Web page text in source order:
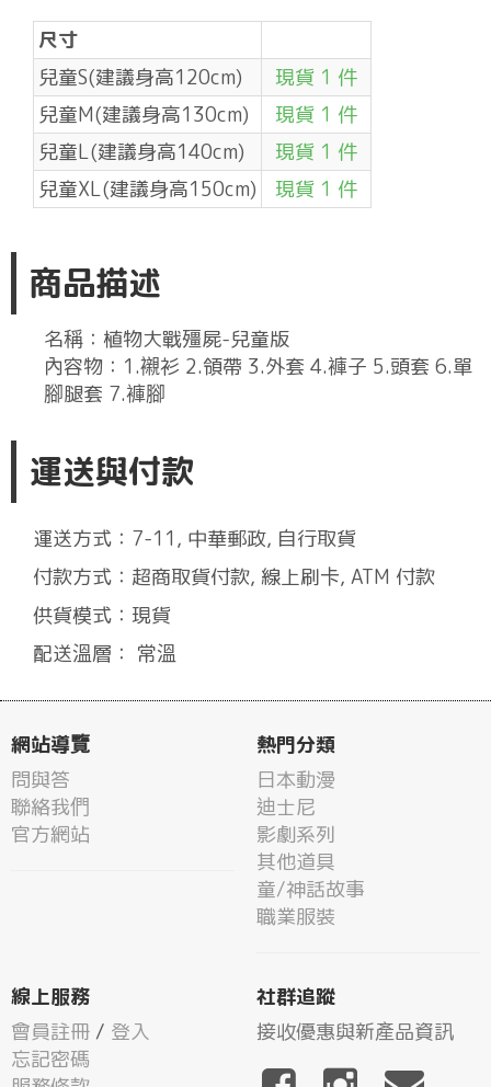
尺寸
兒童S(建議身高120cm)
現貨 1 件
兒童M(建議身高130cm)
現貨 1 件
兒童L(建議身高140cm)
現貨 1 件
兒童XL(建議身高150cm)
現貨 1 件
商品描述
名稱：植物大戰殭屍-兒童版
內容物：1.襯衫 2.領帶 3.外套 4.褲子 5.頭套 6.單
腳腿套 7.褲腳
運送與付款
運送方式：7-11, 中華郵政, 自行取貨
付款方式：超商取貨付款, 線上刷卡, ATM 付款
供貨模式：現貨
配送溫層： 常溫
網站導覽
問與答
聯絡我們
官方網站
熱門分類
日本動漫
迪士尼
影劇系列
其他道具
童/神話故事
職業服裝
線上服務
會員註冊 / 登入
忘記密碼
社群追蹤
接收優惠與新產品資訊